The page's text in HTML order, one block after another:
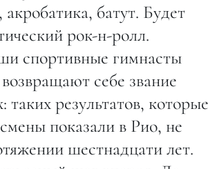
акробатика, батут. Будет
рок-н-ролл.
спортивные гимнасты
себе звание
таких результатов, которые
показали в Рио, не
шестнадцати лет.